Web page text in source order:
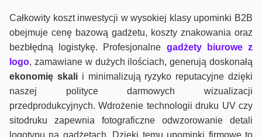
Całkowity koszt inwestycji w wysokiej klasy upominki B2B
obejmuje cenę bazową gadżetu, koszty znakowania oraz
bezbłędną logistykę. Profesjonalne gadżety biurowe z
logo, zamawiane w dużych ilościach, generują doskonałą
ekonomię skalii minimalizują ryzyko reputacyjne dzięki
naszej polityce darmowych wizualizacji
przedprodukcyjnych. Wdrożenie technologii druku UV czy
sitodruku zapewnia fotograficzne odwzorowanie detali